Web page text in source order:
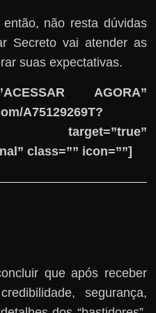
não resta dúvidas
Secreto vai atender as
suas expectativas.
AGORA”
A75129269T?
target=”true”
class=”” icon=””]
que após receber
segurança,